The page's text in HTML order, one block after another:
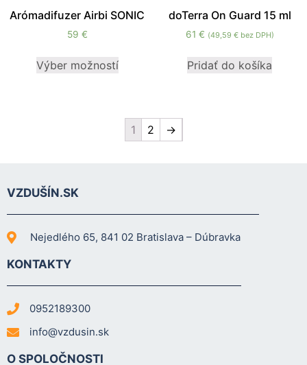
Arómadifuzer Airbi SONIC
59 €
Výber možností
doTerra On Guard 15 ml
61 € (49,59 €bez DPH)
Pridať do košíka
1 2 →
VZDUŠÍN.SK
Nejedlého 65, 841 02 Bratislava – Dúbravka
KONTAKTY
0952189300
info@vzdusin.sk
O SPOLOČNOSTI